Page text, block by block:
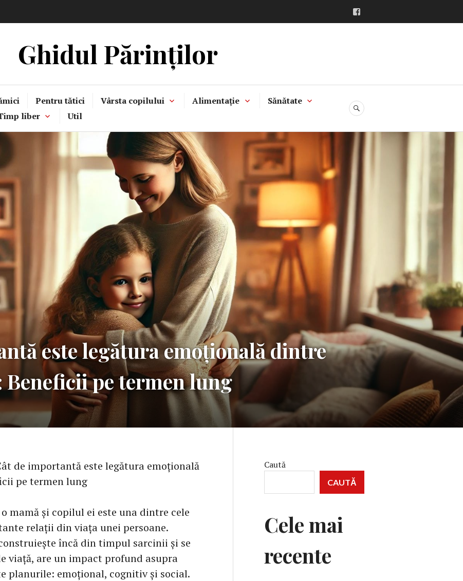
Ghidul Părinților
Pentru tătici Vârsta copilului Alimentație
Sănătate
liber Util
CĂUTARE
este legătura emoțională dintre
Beneficii pe termen lung
de importantă este legătura emoțională
pe termen lung
mamă și copilul ei este una dintre cele
relații din viața unei persoane.
încă din timpul sarcinii și se
viață, are un impact profund asupra
planurile: emoțional, cognitiv și social.
Caută
CAUTĂ
Cele mai
recente